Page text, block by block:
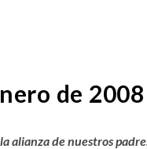
de 2008
alianza de nuestros